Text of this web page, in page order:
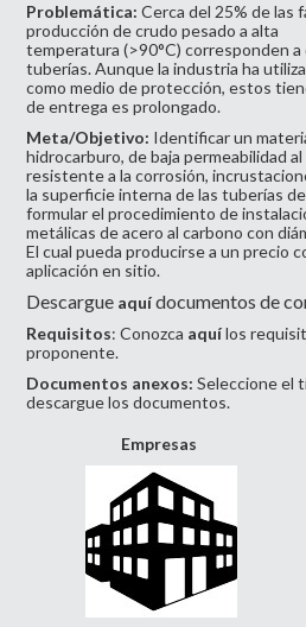
Problemática: Cerca del 25% de las
producción de crudo pesado a alta
temperatura (>90°C) corresponden
tuberías. Aunque la industria ha
como medio de protección, estos
de entrega es prolongado.
Meta/Objetivo: Identificar un
hidrocarburo, de baja permeabilidad al
resistente a la corrosión,
la superficie interna de las tuberías
formular el procedimiento de
metálicas de acero al carbono con
El cual pueda producirse a un precio
aplicación en sitio.
Descargue aquídocumentos de
Requisitos: Conozca aquí los
proponente.
Documentos anexos: Seleccione el
descargue los documentos.
Empresas